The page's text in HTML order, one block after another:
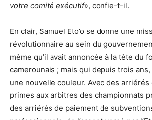
votre comité exécutif», confie-t-il.
En clair, Samuel Eto’o se donne une
révolutionnaire au sein du
même qu’il avait annoncée à la tête du
camerounais ; mais qui depuis trois
une nouvelle couleur. Avec des arriérés
primes aux arbitres des championnats
des arriérés de paiement de